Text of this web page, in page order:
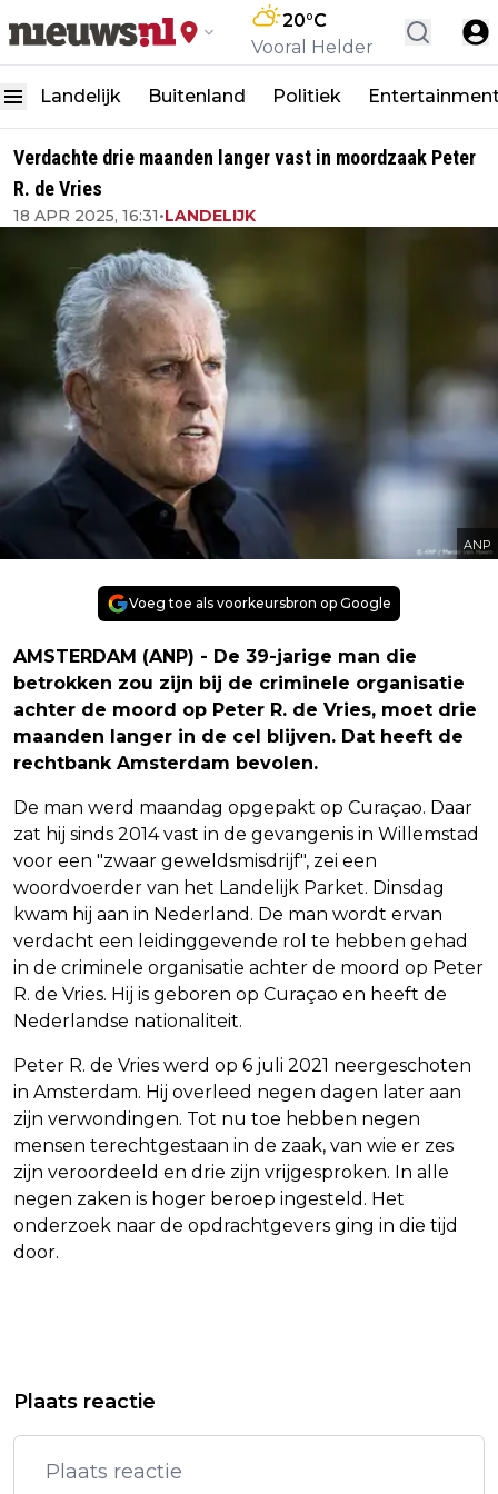
20°C
Vooral Helder
Landelijk Buitenland Politiek
Verdachte drie maanden langer vast in moordzaak Peter
R. de Vries
18 APR 2025, 16:31•LANDELIJK
ANP
Voeg toe als voorkeursbron op Google
AMSTERDAM (ANP) - De 39-jarige man die
betrokken zou zijn bij de criminele organisatie
achter de moord op Peter R. de Vries, moet drie
maanden langer in de cel blijven. Dat heeft de
rechtbank Amsterdam bevolen.
De man werd maandag opgepakt op Curaçao. Daar
zat hij sinds 2014 vast in de gevangenis in Willemstad
voor een "zwaar geweldsmisdrijf", zei een
woordvoerder van het Landelijk Parket. Dinsdag
kwam hij aan in Nederland. De man wordt ervan
verdacht een leidinggevende rol te hebben gehad
in de criminele organisatie achter de moord op Peter
R. de Vries. Hij is geboren op Curaçao en heeft de
Nederlandse nationaliteit.
Peter R. de Vries werd op 6 juli 2021 neergeschoten
in Amsterdam. Hij overleed negen dagen later aan
zijn verwondingen. Tot nu toe hebben negen
mensen terechtgestaan in de zaak, van wie er zes
zijn veroordeeld en drie zijn vrijgesproken. In alle
negen zaken is hoger beroep ingesteld. Het
onderzoek naar de opdrachtgevers ging in die tijd
door.
STARTSCHOT
VERDACHTE DRIE MAANDEN LANGER
VAST IN MOORDZAAK PETER R. DE
VRIES
Plaats reactie